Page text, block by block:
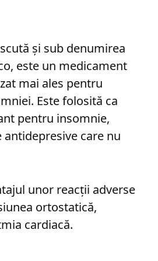
și sub denumirea
este un medicament
mai ales pentru
Este folosită ca
pentru insomnie,
care nu
unor reacții adverse
ortostatică,
cardiacă.